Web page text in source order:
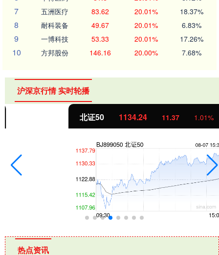
7 五洲医疗 83.62 20.01% 18.37%
8 耐科装备 49.67 20.01% 6.83%
9 一博科技 53.33 20.01% 17.26%
10 方邦股份 146.16 20.00% 7.68%
沪深京行情 实时轮播
1134.24 11.37 1.01%
热点资讯